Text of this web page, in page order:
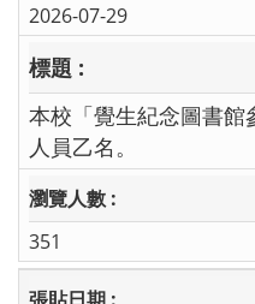
2026-07-29
本校「覺生紀念圖書
人員乙名。
351